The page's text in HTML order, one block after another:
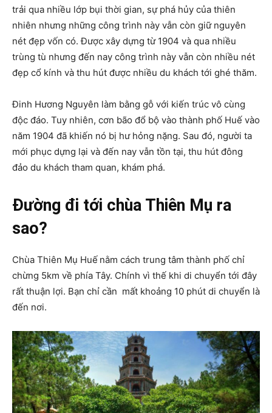
trải qua nhiều lớp bụi thời gian, sự phá hủy của thiên
nhiên nhưng những công trình này vẫn còn giữ nguyên
nét đẹp vốn có. Được xây dựng từ 1904 và qua nhiều
trùng tù nhưng đến nay công trình này vẫn còn nhiều nét
đẹp cổ kính và thu hút được nhiều du khách tới ghé thăm.
Đinh Hương Nguyên làm bằng gỗ với kiến trúc vô cùng
độc đáo. Tuy nhiên, cơn bão đổ bộ vào thành phố Huế vào
năm 1904 đã khiến nó bị hư hỏng nặng. Sau đó, người ta
mới phục dựng lại và đến nay vẫn tồn tại, thu hút đông
đảo du khách tham quan, khám phá.
Đường đi tới chùa Thiên Mụ ra
sao?
Chùa Thiên Mụ Huế nằm cách trung tâm thành phố chỉ
chừng 5km về phía Tây. Chính vì thế khi di chuyển tới đây
rất thuận lợi. Bạn chỉ cần mất khoảng 10 phút di chuyển là
đến nơi.